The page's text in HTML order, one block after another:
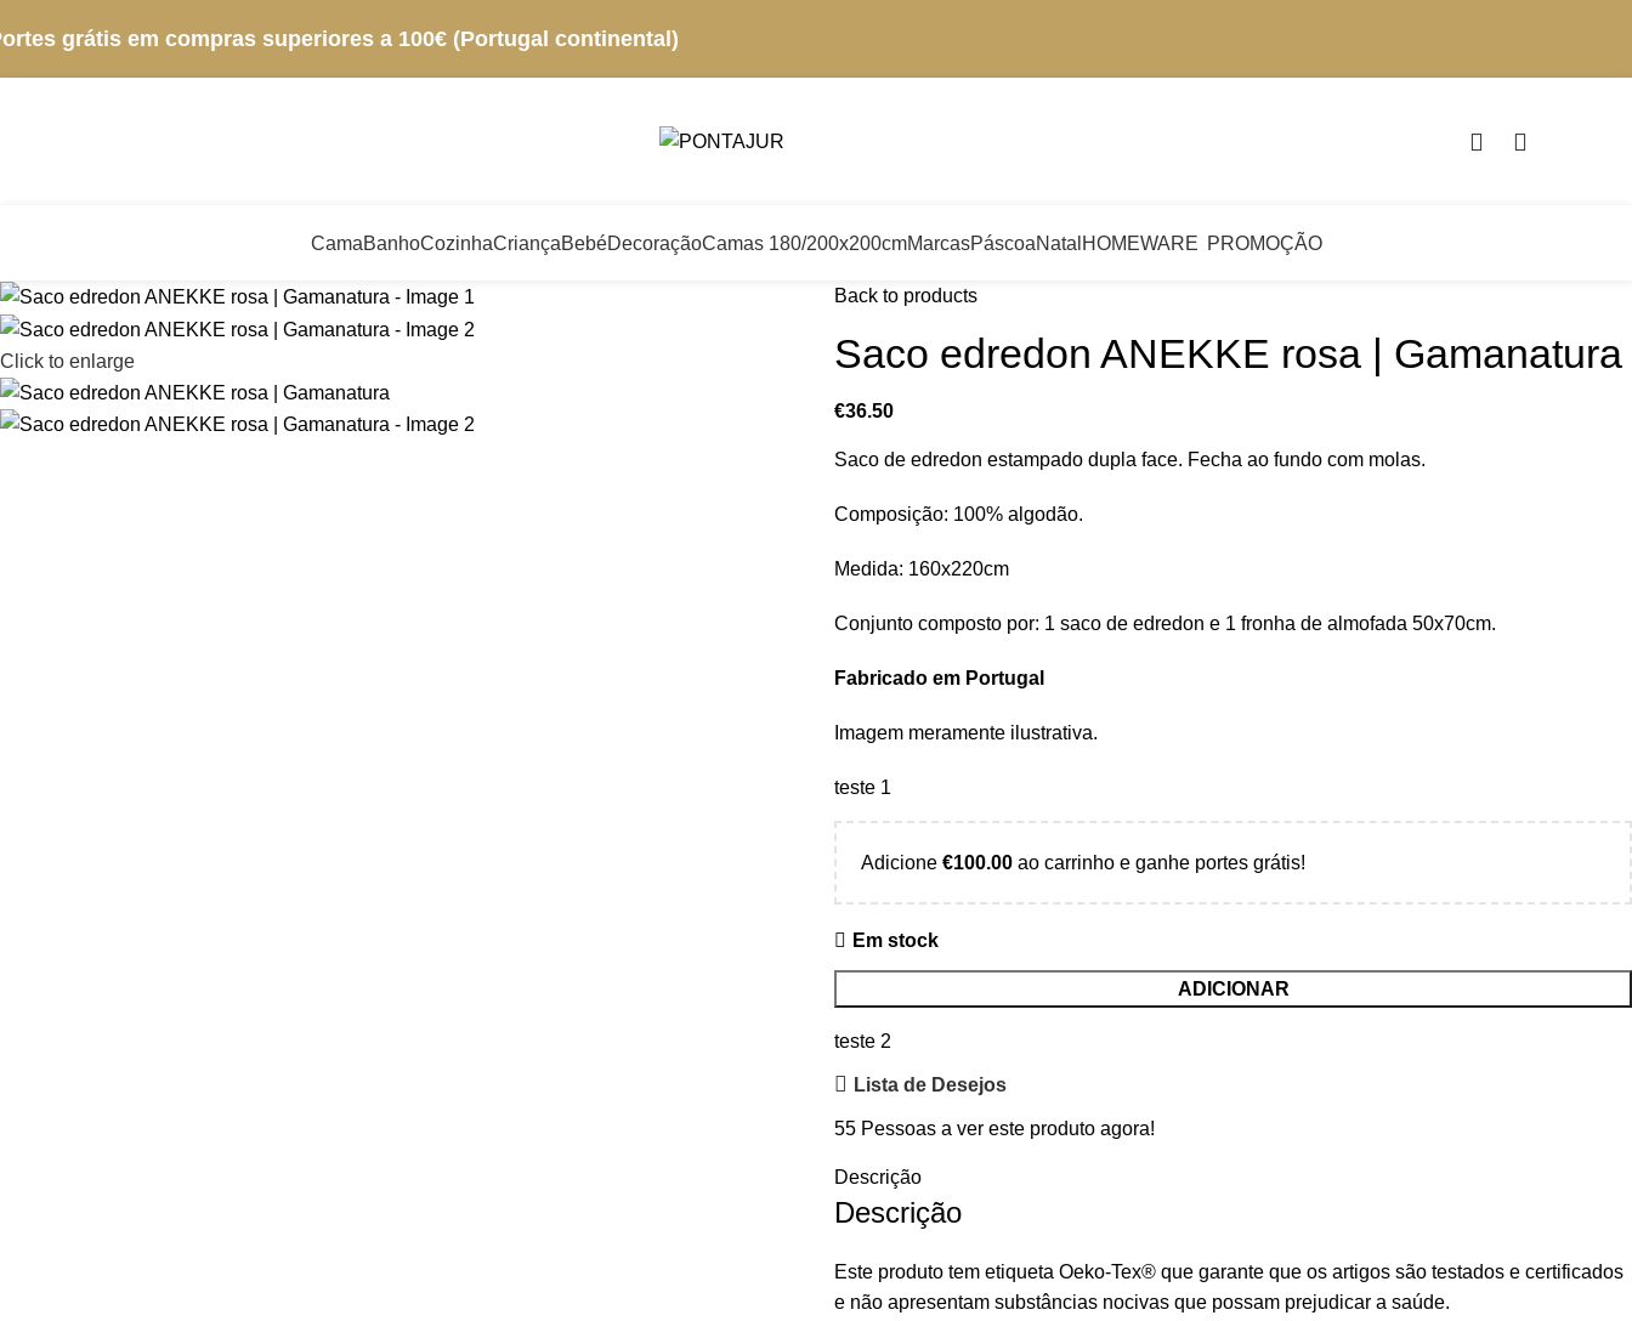
grátis em compras superiores a 100€ (Portugal continental)
CamaBanhoCozinhaCriançaBebéDecoraçãoCamas 180/200x200cmMarcasPáscoaNatal HOMEWARE PROMOÇÃO
Click to enlarge
Back to products
Saco edredon ANEKKE rosa | Gamanatura
€36.50
Saco de edredon estampado dupla face. Fecha ao fundo com molas.
Composição: 100% algodão.
Medida: 160x220cm
Conjunto composto por: 1 saco de edredon e 1 fronha de almofada 50x70cm.
Fabricado em Portugal
Imagem meramente ilustrativa.
teste 1
Adicione €100.00 ao carrinho e ganhe portes grátis!
Em stock
ADICIONAR
teste 2
Lista de Desejos
55 Pessoas a ver este produto agora!
Descrição
Descrição
Este produto tem etiqueta Oeko-Tex® que garante que os artigos são testados e certificados
e não apresentam substâncias nocivas que possam prejudicar a saúde.